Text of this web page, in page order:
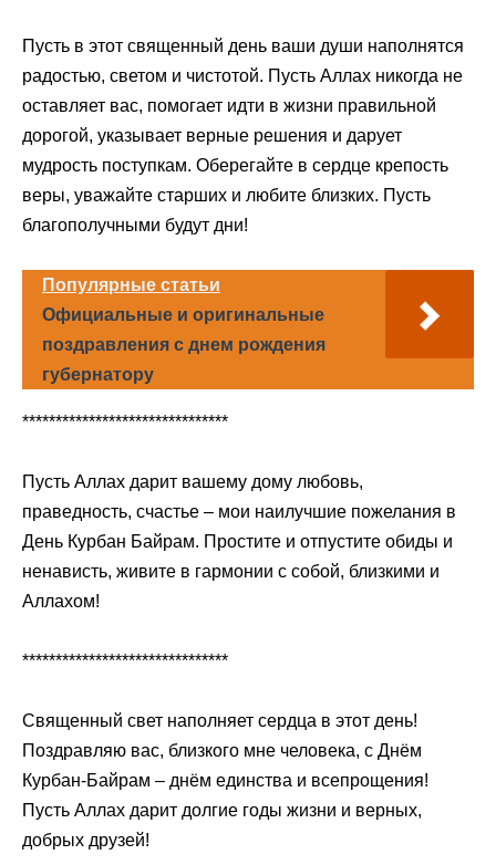
Пусть в этот священный день ваши души наполнятся
радостью, светом и чистотой. Пусть Аллах никогда не
оставляет вас, помогает идти в жизни правильной
дорогой, указывает верные решения и дарует
мудрость поступкам. Оберегайте в сердце крепость
веры, уважайте старших и любите близких. Пусть
благополучными будут дни!
Популярные статьи
Официальные и оригинальные
поздравления с днем рождения
губернатору
*******************************
Пусть Аллах дарит вашему дому любовь,
праведность, счастье – мои наилучшие пожелания в
День Курбан Байрам. Простите и отпустите обиды и
ненависть, живите в гармонии с собой, близкими и
Аллахом!
*******************************
Священный свет наполняет сердца в этот день!
Поздравляю вас, близкого мне человека, с Днём
Курбан-Байрам – днём единства и всепрощения!
Пусть Аллах дарит долгие годы жизни и верных,
добрых друзей!